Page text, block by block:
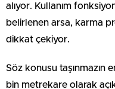
alıyor. Kullanım
belirlenen arsa, karma
dikkat çekiyor.
Söz konusu taşınmazın
bin metrekare olarak